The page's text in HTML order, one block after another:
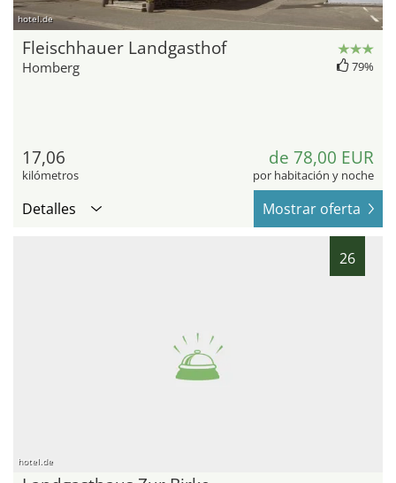
hotel.de
Fleischhauer Landgasthof
Homberg 79%
17,06
kilómetros
de 78,00 EUR
por habitación y noche
Detalles Mostrar oferta
26
hotel.de